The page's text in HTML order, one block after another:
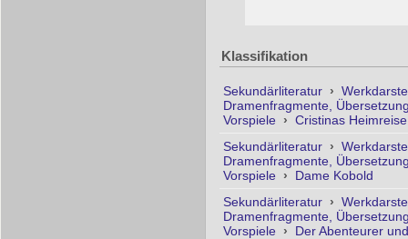
Klassifikation
Sekundärliteratur ›
Dramenfragmente,
Vorspiele › Cristinas Heimreise
Sekundärliteratur ›
Dramenfragmente,
Vorspiele ›
Dame Kobold
Sekundärliteratur ›
Dramenfragmente,
Vorspiele ›
Der Abenteurer